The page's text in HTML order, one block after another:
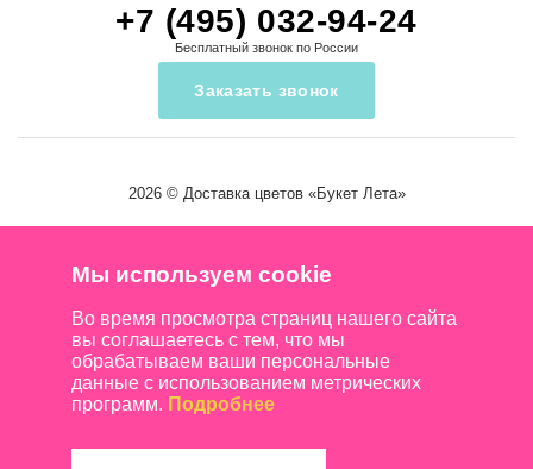
+7 (495) 032-94-24
Бесплатный звонок по России
Заказать звонок
2026 © Доставка цветов«Букет Лета»
Мы используем cookie
Во время просмотра страниц нашего сайта
вы соглашаетесь с тем, что мы
обрабатываем ваши персональные
данные с использованием метрических
программ. Подробнее